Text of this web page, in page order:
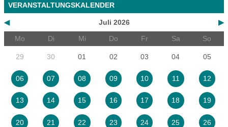
VERANSTALTUNGSKALENDER
◀ ▶
Juli 2026
Mo
Di Mi Do Fr Sa So
29 30 01 02 03 04 05
06 07 08 09 10 11 12
13 14 15 16 17 18 19
20 21 22 23 24 25 26